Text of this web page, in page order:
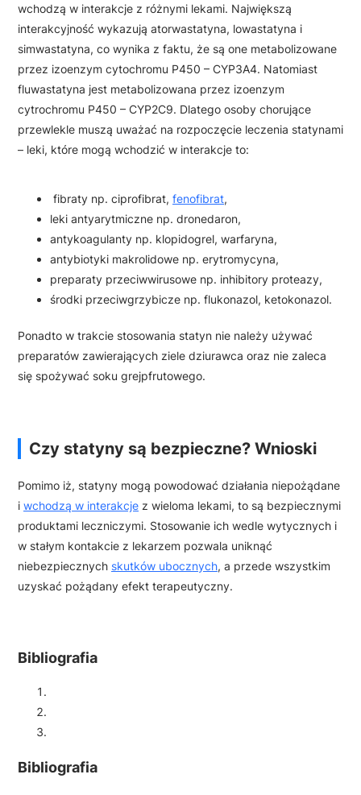
wchodzą w interakcje z różnymi lekami. Największą
interakcyjność wykazują atorwastatyna, lowastatyna i
simwastatyna, co wynika z faktu, że są one metabolizowane
przez izoenzym cytochromu P450 – CYP3A4. Natomiast
fluwastatyna jest metabolizowana przez izoenzym
cytrochromu P450 – CYP2C9. Dlatego osoby chorujące
przewlekle muszą uważać na rozpoczęcie leczenia statynami
– leki, które mogą wchodzić w interakcje to:
fibraty np. ciprofibrat, fenofibrat,
leki antyarytmiczne np. dronedaron,
antykoagulanty np. klopidogrel, warfaryna,
antybiotyki makrolidowe np. erytromycyna,
preparaty przeciwwirusowe np. inhibitory proteazy,
środki przeciwgrzybicze np. flukonazol, ketokonazol.
Ponadto w trakcie stosowania statyn nie należy używać
preparatów zawierających ziele dziurawca oraz nie zaleca
się spożywać soku grejpfrutowego.
Czy statyny są bezpieczne? Wnioski
Pomimo iż, statyny mogą powodować działania niepożądane
i wchodzą w interakcje z wieloma lekami, to są bezpiecznymi
produktami leczniczymi. Stosowanie ich wedle wytycznych i
w stałym kontakcie z lekarzem pozwala uniknąć
niebezpiecznych skutków ubocznych, a przede wszystkim
uzyskać pożądany efekt terapeutyczny.
Bibliografia
Bibliografia